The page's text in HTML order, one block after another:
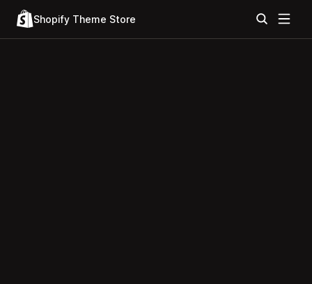
Shopify Theme Store